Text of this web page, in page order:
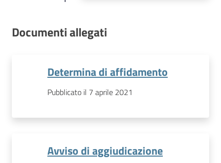
Documenti allegati
Determina di affidamento
Pubblicato il 7 aprile 2021
Avviso di aggiudicazione